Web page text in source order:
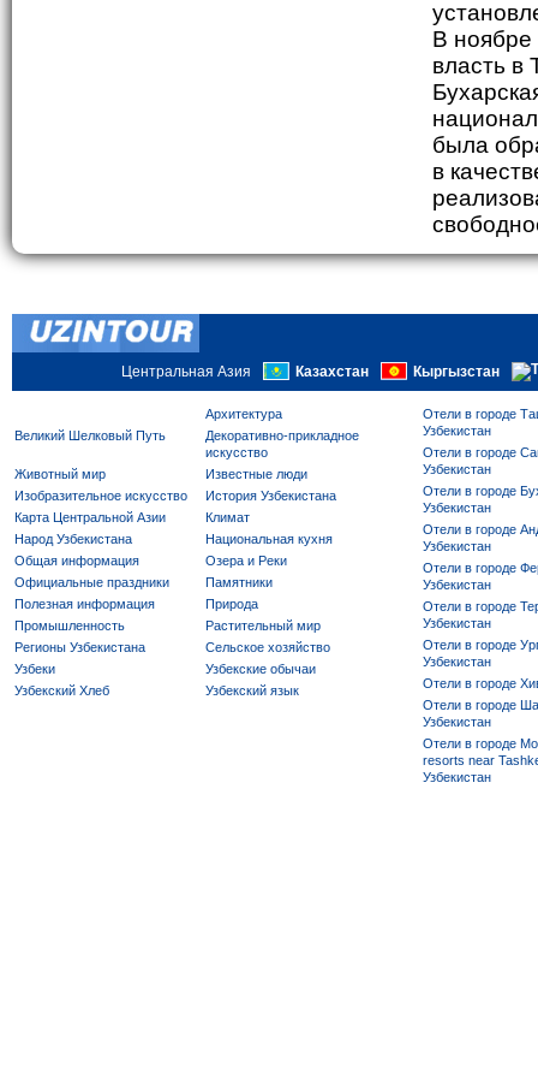
В ноябре
власть в
была
в
Центральная Азия Казахстан Кыргызстан
Архитектура
Великий Шелковый Путь
Декоративно-прикладное
искусство
Животный мир
Известные люди
Изобразительное искусство
История Узбекистана
Карта Центральной Азии
Климат
Народ Узбекистана
Национальная кухня
Общая информация
Озера и Реки
Официальные праздники
Памятники
Полезная информация
Природа
Промышленность
Растительный мир
Регионы Узбекистана
Сельское хозяйство
Узбеки
Узбекские обычаи
Узбекский Хлеб
Узбекский язык
Отели в городе
Узбекистан
Отели в городе
Узбекистан
Отели в городе
Узбекистан
Отели в городе
Узбекистан
Отели в городе
Узбекистан
Отели в городе
Узбекистан
Отели в городе
Узбекистан
Отели в городе
Отели в городе
Узбекистан
Отели в городе
resorts near
Узбекистан